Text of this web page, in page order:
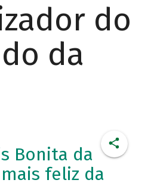
do
da
Bonita da
feliz da